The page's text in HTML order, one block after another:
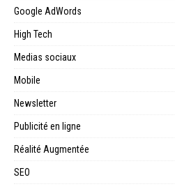
Google AdWords
High Tech
Medias sociaux
Mobile
Newsletter
Publicité en ligne
Réalité Augmentée
SEO